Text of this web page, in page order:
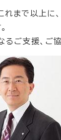
まで以上に
ご支援、ご